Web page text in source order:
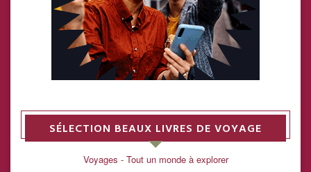
SÉLECTION BEAUX LIVRES DE VOYAGE
Voyages - Tout un monde à explorer